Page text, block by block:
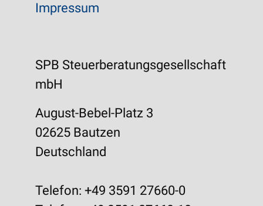
Impressum
SPB Steuerberatungsgesellschaft
mbH
August-Bebel-Platz 3
02625 Bautzen
Deutschland
Telefon: +49 3591 27660-0